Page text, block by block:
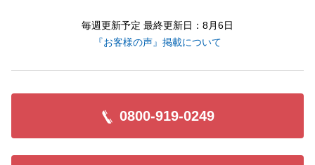
毎週更新予定 最終更新日：8月6日
『お客様の声』掲載について
0800-919-0249